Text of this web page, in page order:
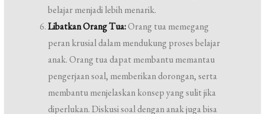
belajar menjadi lebih menarik.
Libatkan Orang Tua:Orang tua memegang
peran krusial dalam mendukung proses belajar
anak. Orang tua dapat membantu memantau
pengerjaan soal, memberikan dorongan, serta
membantu menjelaskan konsep yang sulit jika
diperlukan. Diskusi soal dengan anak juga bisa